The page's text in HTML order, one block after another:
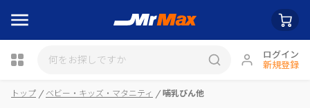
ログイン
新規登録
トップ ベビー・キッズ・マタニティ 哺乳びん他